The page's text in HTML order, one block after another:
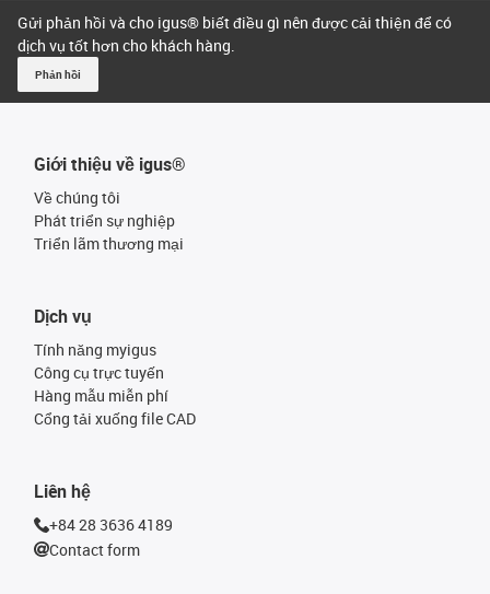
Gửi phản hồi và cho igus® biết điều gì nên được cải thiện để có
dịch vụ tốt hơn cho khách hàng.
Phản hồi
Giới thiệu về igus®
Về chúng tôi
Phát triển sự nghiệp
Triển lãm thương mại
Dịch vụ
Tính năng myigus
Công cụ trực tuyến
Hàng mẫu miễn phí
Cổng tải xuống file CAD
Liên hệ
+84 28 3636 4189
Contact form